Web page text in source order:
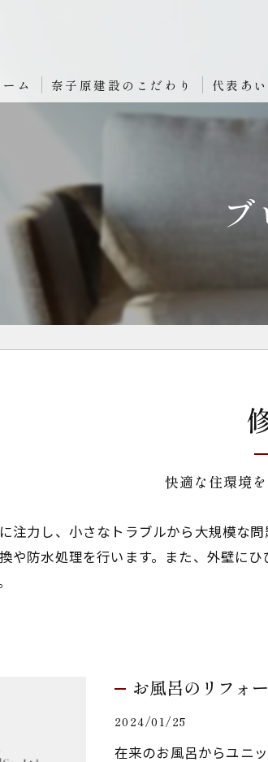
ーム 奈子原建設のこだわり 代表あ
快適な住環境
注力し、小さなトラブルから大規模な
や防水処理を行います。また、外壁に
お風呂のリフォ
2024/01/25
在来のお風呂からユニ